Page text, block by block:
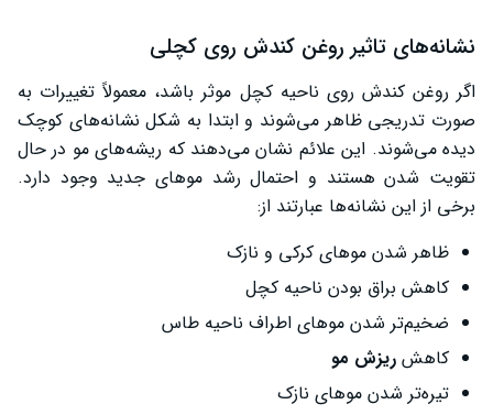
نشانه‌های تاثیر روغن کندش روی کچلی
اگر روغن کندش روی ناحیه کچل موثر باشد، معمولاً تغییرات به
صورت تدریجی ظاهر می‌شوند و ابتدا به شکل نشانه‌های کوچک
دیده می‌شوند. این علائم نشان می‌دهند که ریشه‌های مو در حال
تقویت شدن هستند و احتمال رشد موهای جدید وجود دارد.
برخی از این نشانه‌ها عبارتند از:
ظاهر شدن موهای کرکی و نازک
کاهش براق بودن ناحیه کچل
ضخیم‌تر شدن موهای اطراف ناحیه طاس
کاهش ریزش مو
تیره‌تر شدن موهای نازک